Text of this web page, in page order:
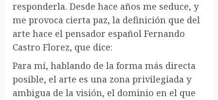
responderla. Desde hace años me seduce, y
me provoca cierta paz, la definición que del
arte hace el pensador español Fernando
Castro Florez, que dice:
Para mí, hablando de la forma más directa
posible, el arte es una zona privilegiada y
ambigua de la visión, el dominio en el que